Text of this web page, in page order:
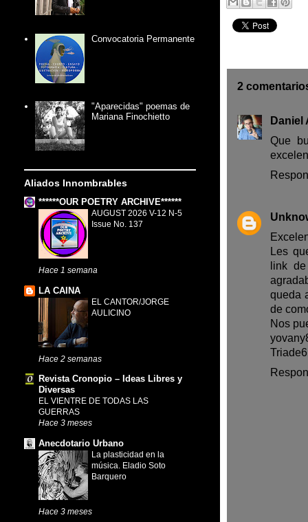
2
Daniel
Que
Les
link
queda
de
Nos
Convocatoria Permanente
"Aparecidas" poemas de
Mariana Finochietto
Aliados Innombrables
******OUR POETRY ARCHIVE******
AUGUST 2026 V-12 N-5
Issue No. 137
Hace 1 semana
LA CAINA
EL CANTOR/JORGE
AULICINO
Hace 2 semanas
Revista Cronopio – Ideas Libres y
Diversas
EL VIENTRE DE TODAS LAS
GUERRAS
Hace 3 meses
Anecdotario Urbano
La plasticidad en la
música. Eladio Soto
Barquero
Hace 3 meses